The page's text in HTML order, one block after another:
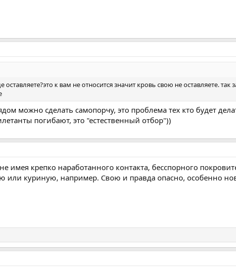
к вам не относится значит кровь свою не оставляете.
можно сделать самопорчу, это проблема тех кто будет
погибают, это "естественный отбор"))
имея крепко наработанного контакта, бесспорного
или куриную, например. Свою и правда опасно, особенно